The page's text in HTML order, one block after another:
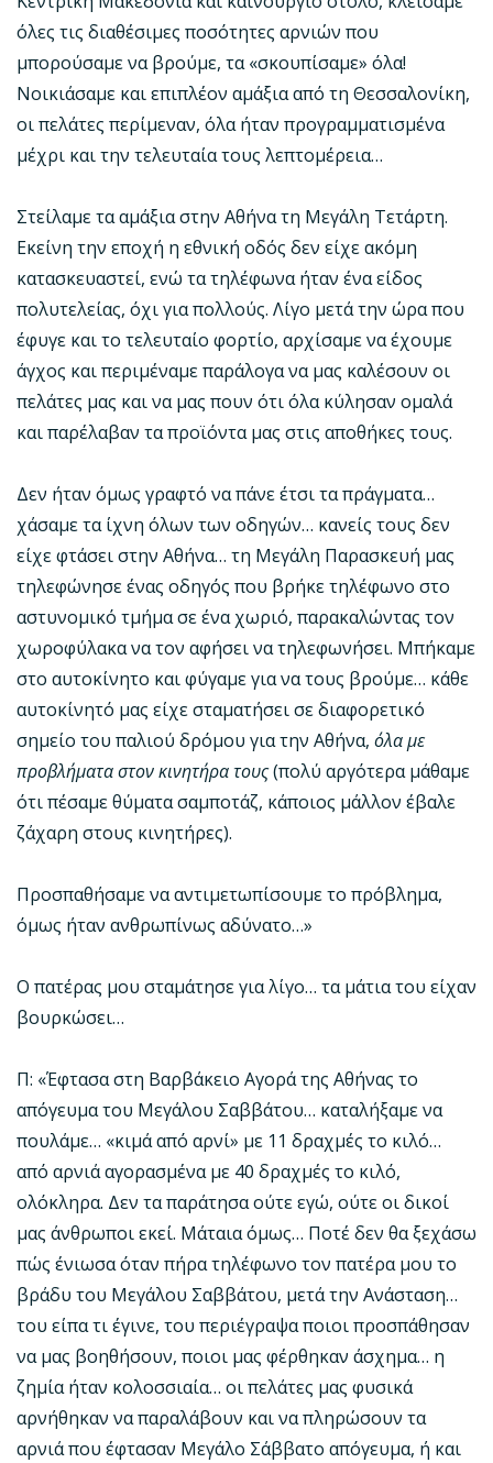
όλες τις διαθέσιμες ποσότητες αρνιών που
μπορούσαμε να βρούμε, τα «σκουπίσαμε» όλα!
Νοικιάσαμε και επιπλέον αμάξια από τη Θεσσαλονίκη,
οι πελάτες περίμεναν, όλα ήταν προγραμματισμένα
μέχρι και την τελευταία τους λεπτομέρεια…
Στείλαμε τα αμάξια στην Αθήνα τη Μεγάλη Τετάρτη.
Εκείνη την εποχή η εθνική οδός δεν είχε ακόμη
κατασκευαστεί, ενώ τα τηλέφωνα ήταν ένα είδος
πολυτελείας, όχι για πολλούς. Λίγο μετά την ώρα που
έφυγε και το τελευταίο φορτίο, αρχίσαμε να έχουμε
άγχος και περιμέναμε παράλογα να μας καλέσουν οι
πελάτες μας και να μας πουν ότι όλα κύλησαν ομαλά
και παρέλαβαν τα προϊόντα μας στις αποθήκες τους.
Δεν ήταν όμως γραφτό να πάνε έτσι τα πράγματα…
χάσαμε τα ίχνη όλων των οδηγών… κανείς τους δεν
είχε φτάσει στην Αθήνα… τη Μεγάλη Παρασκευή μας
τηλεφώνησε ένας οδηγός που βρήκε τηλέφωνο στο
αστυνομικό τμήμα σε ένα χωριό, παρακαλώντας τον
χωροφύλακα να τον αφήσει να τηλεφωνήσει. Μπήκαμε
στο αυτοκίνητο και φύγαμε για να τους βρούμε… κάθε
αυτοκίνητό μας είχε σταματήσει σε διαφορετικό
σημείο του παλιού δρόμου για την Αθήνα, όλα με
προβλήματα στον κινητήρα τους(πολύ αργότερα μάθαμε
ότι πέσαμε θύματα σαμποτάζ, κάποιος μάλλον έβαλε
ζάχαρη στους κινητήρες).
Προσπαθήσαμε να αντιμετωπίσουμε το πρόβλημα,
όμως ήταν ανθρωπίνως αδύνατο…»
Ο πατέρας μου σταμάτησε για λίγο… τα μάτια του είχαν
βουρκώσει…
Π: «Έφτασα στη Βαρβάκειο Αγορά της Αθήνας το
απόγευμα του Μεγάλου Σαββάτου… καταλήξαμε να
πουλάμε… «κιμά από αρνί» με 11 δραχμές το κιλό…
από αρνιά αγορασμένα με 40 δραχμές το κιλό,
ολόκληρα. Δεν τα παράτησα ούτε εγώ, ούτε οι δικοί
μας άνθρωποι εκεί. Μάταια όμως… Ποτέ δεν θα ξεχάσω
πώς ένιωσα όταν πήρα τηλέφωνο τον πατέρα μου το
βράδυ του Μεγάλου Σαββάτου, μετά την Ανάσταση…
του είπα τι έγινε, του περιέγραψα ποιοι προσπάθησαν
να μας βοηθήσουν, ποιοι μας φέρθηκαν άσχημα… η
ζημία ήταν κολοσσιαία… οι πελάτες μας φυσικά
αρνήθηκαν να παραλάβουν και να πληρώσουν τα
αρνιά που έφτασαν Μεγάλο Σάββατο απόγευμα, ή και